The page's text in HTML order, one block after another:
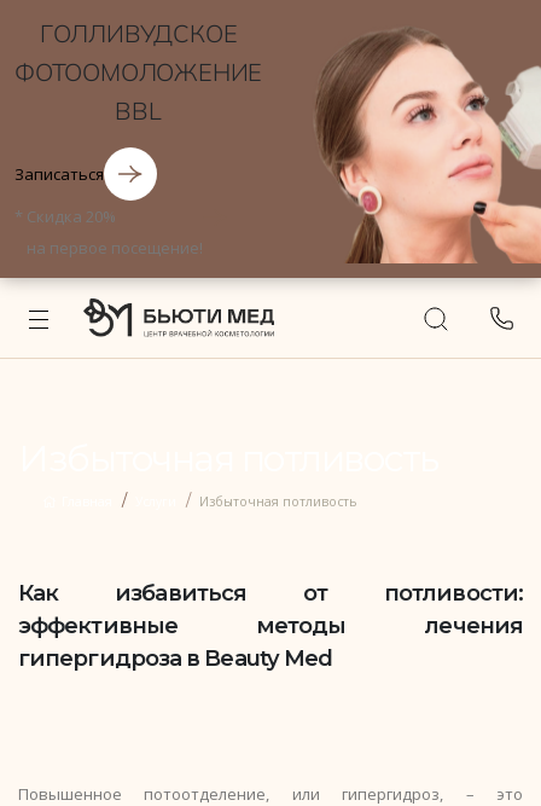
ГОЛЛИВУДСКОЕ
ФОТООМОЛОЖЕНИЕ
BBL
Записаться
* Скидка 20%
на первое посещение!
Избыточная потливость
Как избавиться от потливости:
эффективные методы лечения
гипергидроза в Beauty Med
Повышенное потоотделение, или гипергидроз, – это